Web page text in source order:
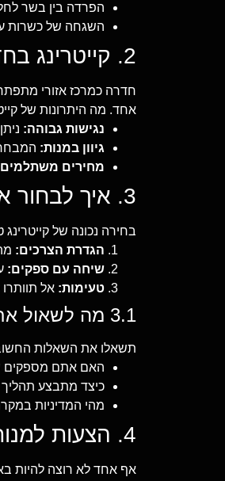
הפרדה בין בשר
השגחה של כשרות
2. קייטרינג בחדרה: למה דווקא כאן?
חדרה כמרכז אזורי
אחד. מה היתרונות של
נגישות גבוהה:
גיוון במנות:
מחירים
3. איך לבחור את הקייטרינג המושלם לאירוע שלכם?
בחירה נכונה של
הגדרת הצרכים:
שיחה עם ספקים:
טעימות: אל
3.1 מה לשאול את הקייטרינג?
תשאלו את השאלות
האם אתם מספקים
כיצד מתבצע
מהי המדיניות
4. הצעות למנות כשרות שכבשו את לבבות החוגגים
אף אחד לא רוצה להיות